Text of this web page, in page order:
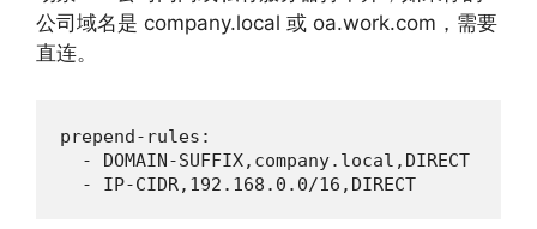
公司域名是 company.local 或 oa.work.com，需要
直连。
prepend-rules:
  - DOMAIN-SUFFIX,company.local,DIRECT
  - IP-CIDR,192.168.0.0/16,DIRECT